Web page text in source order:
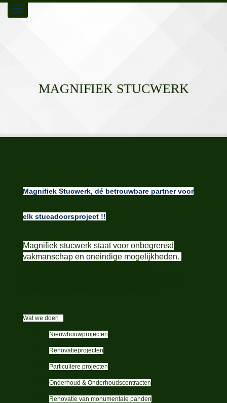
Toggle
navigation
MAGNIFIEK STUCWERK
Magnifiek Stucwerk, dé betrouwbare partner voor
elk stucadoorsproject !!
Magnifiek stucwerk staat voor onbegrensd
vakmanschap en oneindige mogelijkheden.
Wat we doen
Nieuwbouwprojecten
Renovatieprojecten
Particuliere projecten
Onderhoud & Onderhoudscontracten
Renovatie van monumentale panden